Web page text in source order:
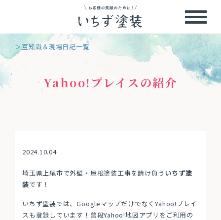
＞豆知識＆現場日記一覧
Yahoo!プレイスの紹介
2024.10.04
埼玉県上尾市で外壁・屋根塗装工事を請け負う いちず塗
装です！
いちず塗装では、GoogleマップだけでなくYahoo!プレイ
スも登録しています！普段Yahoo!地図アプリをご利用の